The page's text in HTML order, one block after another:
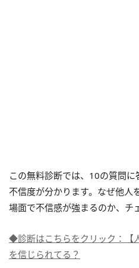
この無料診断では、10の質問
不信度が分かります。なぜ他人
場面で不信感が強まるのか、チ
◆診断はこちらをクリック：【
を信じられてる？